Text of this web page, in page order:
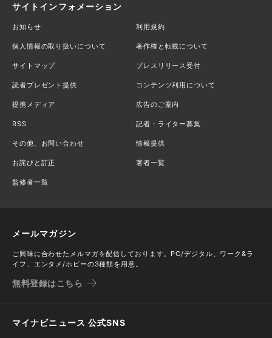
サイトインフォメーション
お知らせ 利用規約
個人情報の取り扱いについて 著作権と転載について
サイトマップ プレスリリース受付
読者プレゼント提供 コンテンツ利用について
提携メディア 広告のご案内
RSS 記者・ライター募集
その他、お問い合わせ 情報提供
お詫びと訂正 著者一覧
監修者一覧
メールマガジン
ご興味に合わせたメルマガを配信しております。PC/デジタル、ワーク&ラ
イフ、エンタメ/ホビーの3種類を用意。
無料登録はこちら
マイナビニュース 公式SNS